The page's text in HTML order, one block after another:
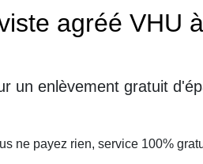
agréé VHU
un enlèvement gratuit
ne payez rien, service 100%